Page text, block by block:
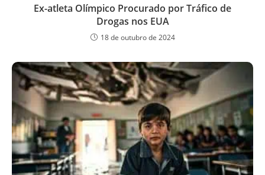
Ex-atleta Olímpico Procurado por Tráfico de
Drogas nos EUA
18 de outubro de 2024